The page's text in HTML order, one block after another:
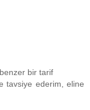
bir tarif
tavsiye ederim, eline